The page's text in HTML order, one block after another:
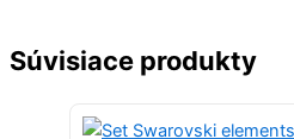
Súvisiace produkty